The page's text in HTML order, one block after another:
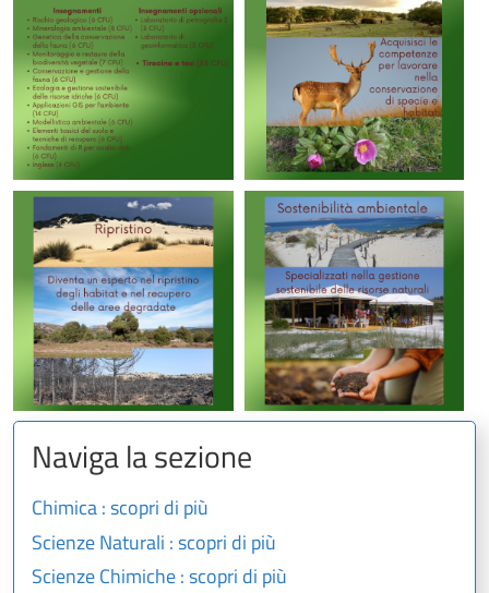
Naviga la sezione
Chimica : scopri di più
Scienze Naturali : scopri di più
Scienze Chimiche : scopri di più